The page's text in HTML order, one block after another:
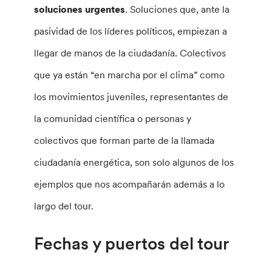
soluciones urgentes. Soluciones que, ante la
pasividad de los líderes políticos, empiezan a
llegar de manos de la ciudadanía. Colectivos
que ya están “en marcha por el clima” como
los movimientos juveniles, representantes de
la comunidad científica o personas y
colectivos que forman parte de la llamada
ciudadanía energética, son solo algunos de los
ejemplos que nos acompañarán además a lo
largo del tour.
Fechas y puertos del tour